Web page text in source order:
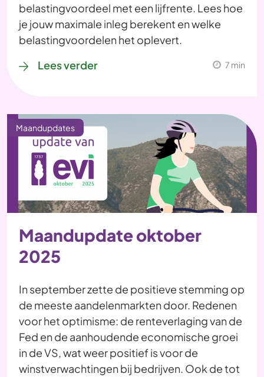
belastingvoordeel met een lijfrente. Lees hoe
je jouw maximale inleg berekent en welke
belastingvoordelen het oplevert.
Lees verder
7 min
Maandupdates
Maandupdate oktober
2025
In september zette de positieve stemming op
de meeste aandelenmarkten door. Redenen
voor het optimisme: de renteverlaging van de
Fed en de aanhoudende economische groei
in de VS, wat weer positief is voor de
winstverwachtingen bij bedrijven. Ook de tot